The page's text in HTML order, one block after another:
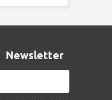
Newsletter